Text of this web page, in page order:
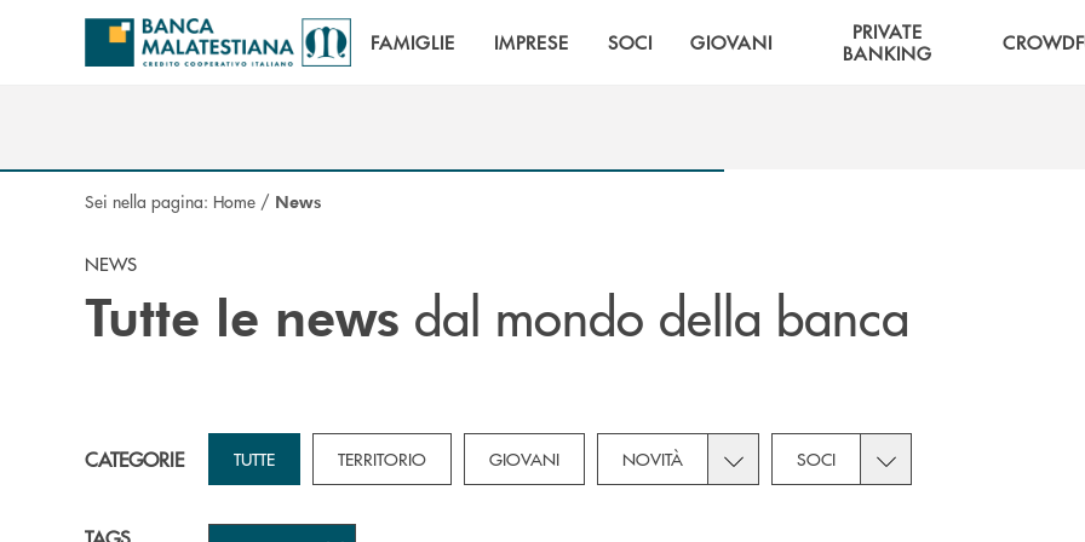
Salta al contenuto principale
FAMIGLIE IMPRESE SOCI GIOVANI
PRIVATE
BANKING
Sei nella pagina: Home / News
NEWS
Tutte le news dal mondo della banca
CATEGORIE TUTTE TERRITORIO GIOVANI NOVITÀ Toggle subcategories dropdown for Novità
SOCI Toggle subcategories